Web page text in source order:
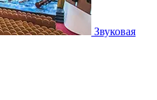
Звуковая